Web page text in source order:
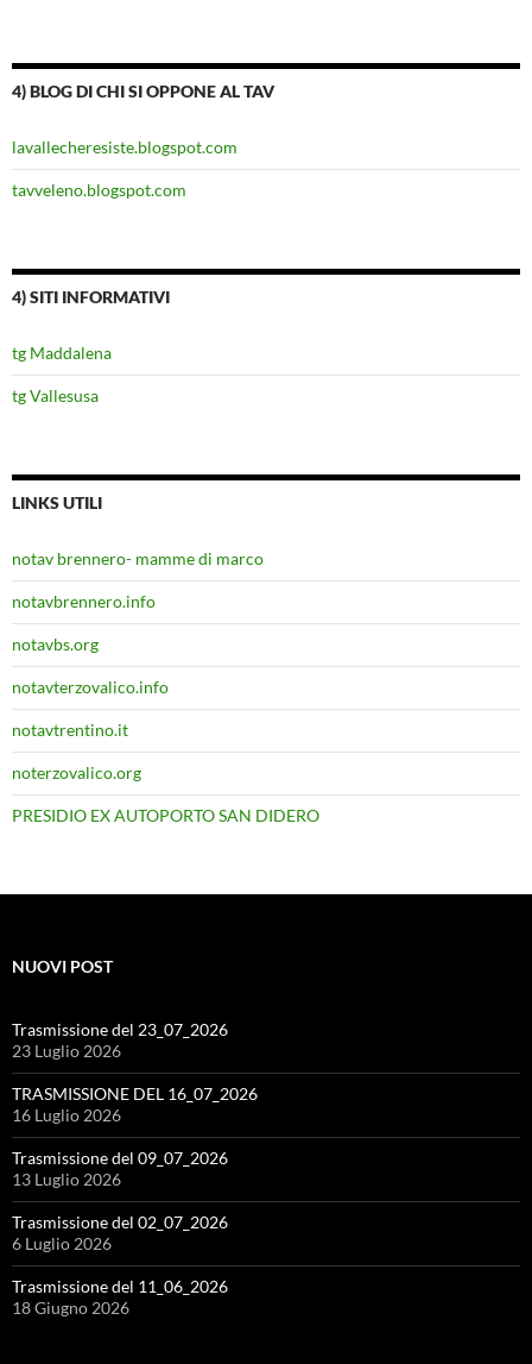
4) BLOG DI CHI SI OPPONE AL TAV
lavallecheresiste.blogspot.com
tavveleno.blogspot.com
4) SITI INFORMATIVI
tg Maddalena
tg Vallesusa
LINKS UTILI
notav brennero- mamme di marco
notavbrennero.info
notavbs.org
notavterzovalico.info
notavtrentino.it
noterzovalico.org
PRESIDIO EX AUTOPORTO SAN DIDERO
NUOVI POST
Trasmissione del 23_07_2026
23 Luglio 2026
TRASMISSIONE DEL 16_07_2026
16 Luglio 2026
Trasmissione del 09_07_2026
13 Luglio 2026
Trasmissione del 02_07_2026
6 Luglio 2026
Trasmissione del 11_06_2026
18 Giugno 2026